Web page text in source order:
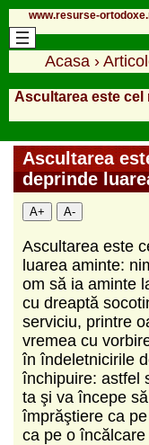
www.resurse-
Acasa ›
Ascultarea este cel
Ascultarea
deprinde
A+ A-
Ascultarea este
luarea aminte:
om să ia aminte
cu dreaptă
serviciu, printre
vremea cu
în îndeletnicirile
închipuire: astfel
ta şi va începe
împrăştiere ca
ca pe o